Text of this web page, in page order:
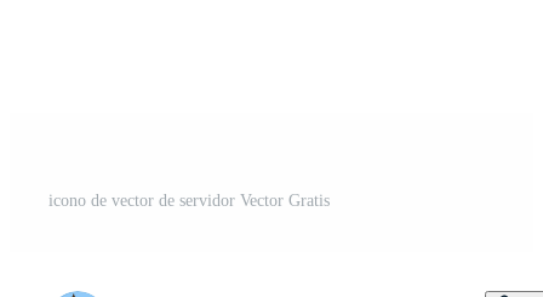
icono de vector de servidor Vector Gratis